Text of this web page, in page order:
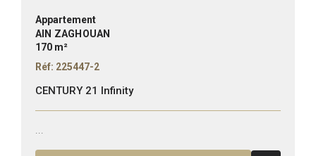
Appartement
AIN ZAGHOUAN
170 m²
Réf: 225447-2
CENTURY 21 Infinity
...